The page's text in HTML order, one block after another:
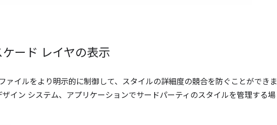
ード レイヤの表示
ァイルをより明示的に制御して、スタイルの詳細度の競合を防ぐことができま
イン システム、アプリケーションでサードパーティのスタイルを管理する場